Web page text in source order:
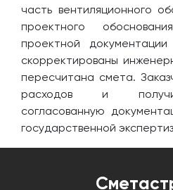
часть вентиляционного
проектного
проектной
скорректированы
пересчитана смета.
расходов и
согласованную
государственной